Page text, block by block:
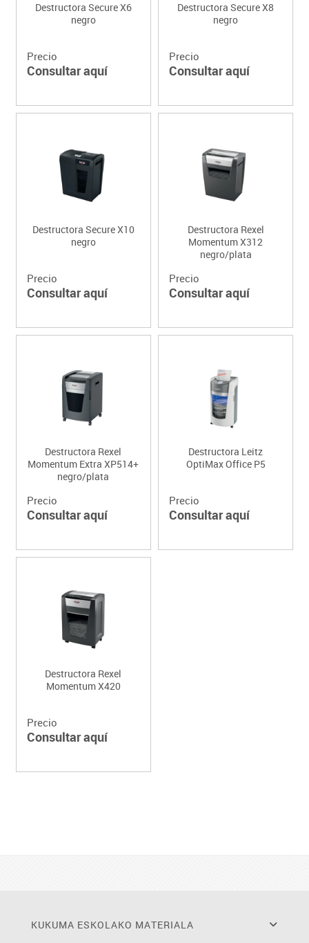
Destructora Secure X6
negro
Precio
Consultar aquí
Destructora Secure X8
negro
Precio
Consultar aquí
Destructora Secure X10
negro
Precio
Consultar aquí
Destructora Rexel
Momentum X312
negro/plata
Precio
Consultar aquí
Destructora Rexel
Momentum Extra XP514+
negro/plata
Precio
Consultar aquí
Destructora Leitz
OptiMax Office P5
Precio
Consultar aquí
Destructora Rexel
Momentum X420
Precio
Consultar aquí
KUKUMA ESKOLAKO MATERIALA